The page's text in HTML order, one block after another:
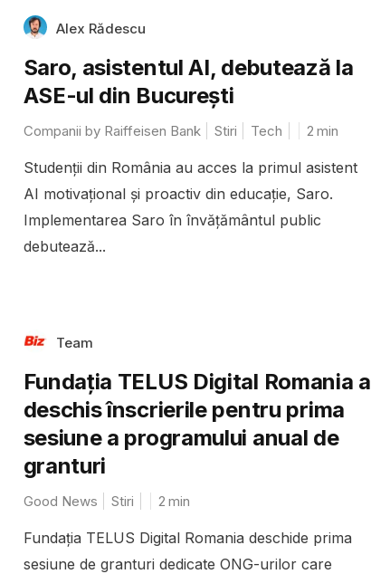
Alex Rădescu
Saro, asistentul AI, debutează la
ASE-ul din București
Companii by Raiffeisen Bank Stiri Tech 2 min
Studenții din România au acces la primul asistent
AI motivațional și proactiv din educație, Saro.
Implementarea Saro în învățământul public
debutează...
Team
Fundația TELUS Digital Romania a
deschis înscrierile pentru prima
sesiune a programului anual de
granturi
Good News Stiri 2 min
Fundația TELUS Digital Romania deschide prima
sesiune de granturi dedicate ONG-urilor care